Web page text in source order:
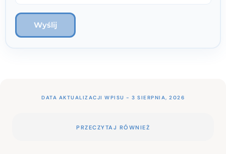
DATA AKTUALIZACJI WPISU - 3 SIERPNIA, 2026
PRZECZYTAJ RÓWNIEŻ